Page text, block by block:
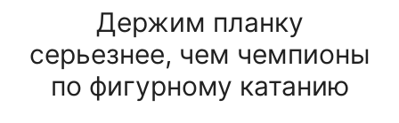
Держим планку
серьезнее, чем чемпионы
по фигурному катанию